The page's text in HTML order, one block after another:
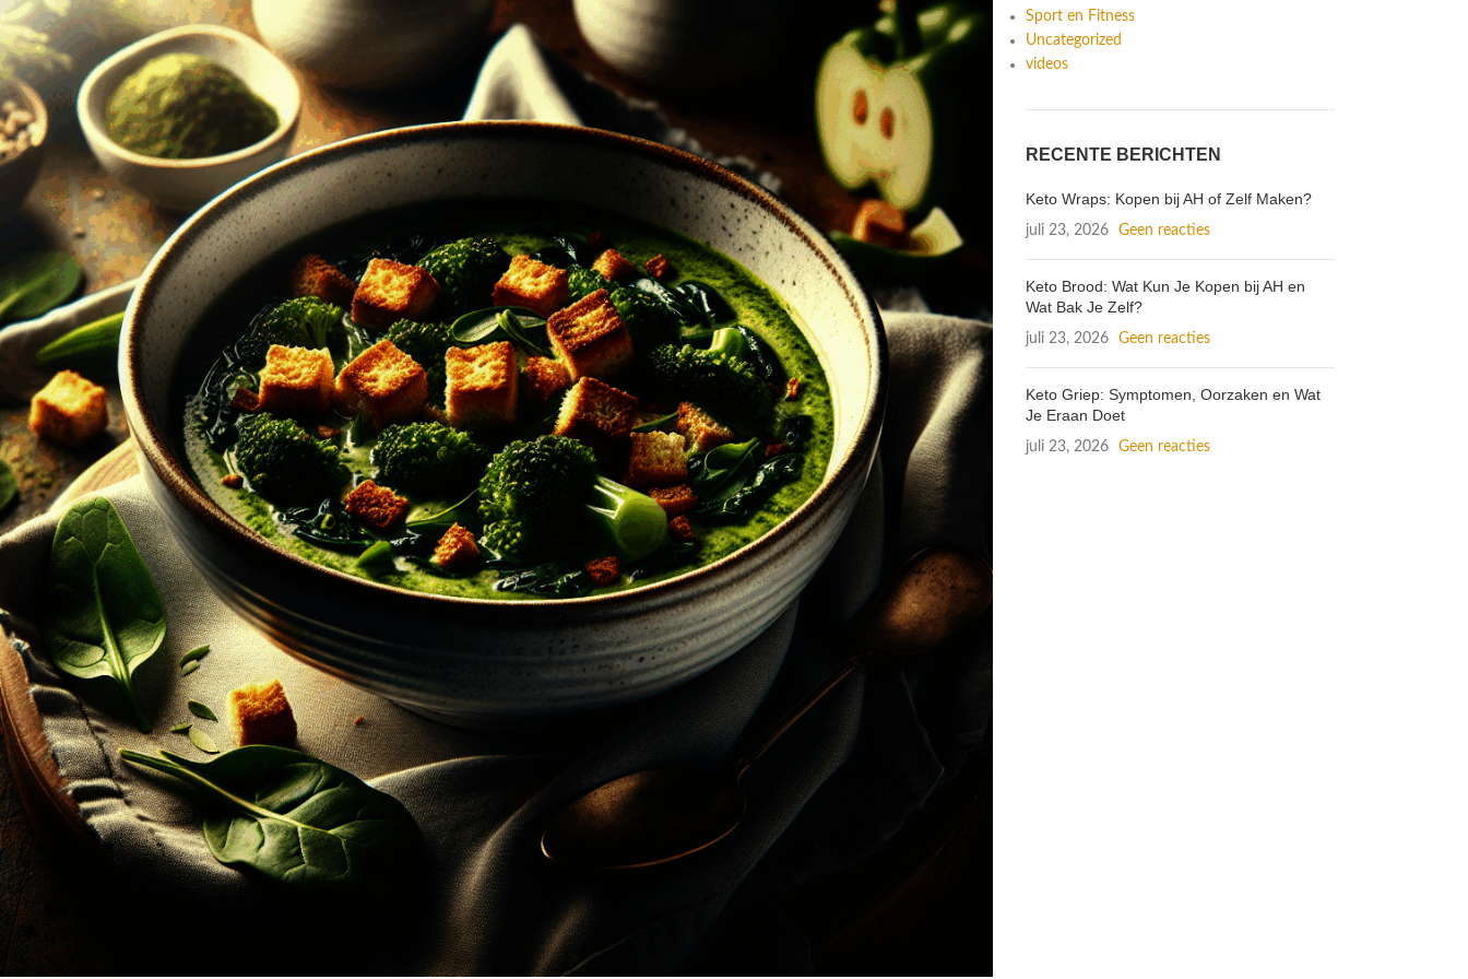
Sport en Fitness
Uncategorized
videos
RECENTE BERICHTEN
Keto Wraps: Kopen bij AH of Zelf Maken?
juli 23, 2026 Geen reacties
Keto Brood: Wat Kun Je Kopen bij AH en
Wat Bak Je Zelf?
juli 23, 2026 Geen reacties
Keto Griep: Symptomen, Oorzaken en Wat
Je Eraan Doet
juli 23, 2026 Geen reacties